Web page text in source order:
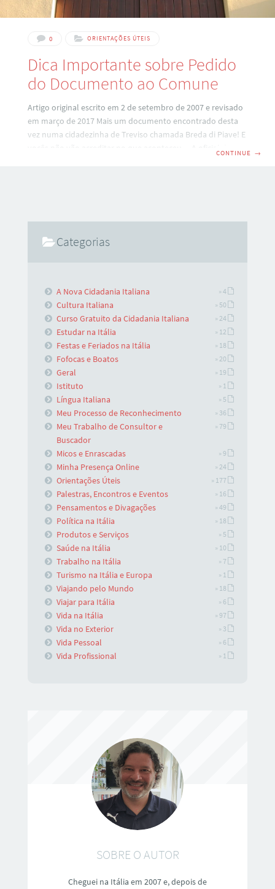
0 ORIENTAÇÕES ÚTEIS
Dica Importante sobre Pedido
do Documento ao Comune
Artigo original escrito em 2 de setembro de 2007 e revisado
em março de 2017 Mais um documento encontrado desta
vez numa cidadezinha de Treviso chamada Breda di Piave! E
CONTINUE →
Categorias
A Nova Cidadania Italiana » 4
Cultura Italiana » 50
Curso Gratuito da Cidadania Italiana » 24
Estudar na Itália » 12
Festas e Feriados na Itália » 18
Fofocas e Boatos » 20
Geral » 19
Istituto » 1
Língua Italiana » 5
Meu Processo de Reconhecimento » 36
Meu Trabalho de Consultor e
Buscador
» 79
Micos e Enrascadas » 9
Minha Presença Online » 24
Orientações Úteis » 177
Palestras, Encontros e Eventos » 16
Pensamentos e Divagações » 49
Política na Itália » 18
Produtos e Serviços » 5
Saúde na Itália » 10
Trabalho na Itália » 7
Turismo na Itália e Europa » 1
Viajando pelo Mundo » 18
Viajar para Itália » 6
Vida na Itália » 97
Vida no Exterior » 3
Vida Pessoal » 6
Vida Profissional » 1
SOBRE O AUTOR
Cheguei na Itália em 2007 e, depois de